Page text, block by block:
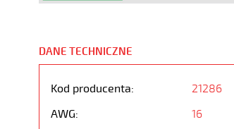
DANE TECHNICZNE
Kod producenta:
21286
AWG:
16